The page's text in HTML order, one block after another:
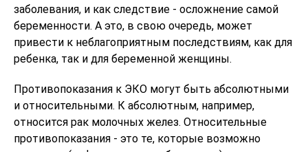
заболевания, и как следствие - осложнение самой
беременности. А это, в свою очередь, может
привести к неблагоприятным последствиям, как для
ребенка, так и для беременной женщины.
Противопоказания к ЭКО могут быть абсолютными
и относительными. К абсолютным, например,
относится рак молочных желез. Относительные
противопоказания - это те, которые возможно